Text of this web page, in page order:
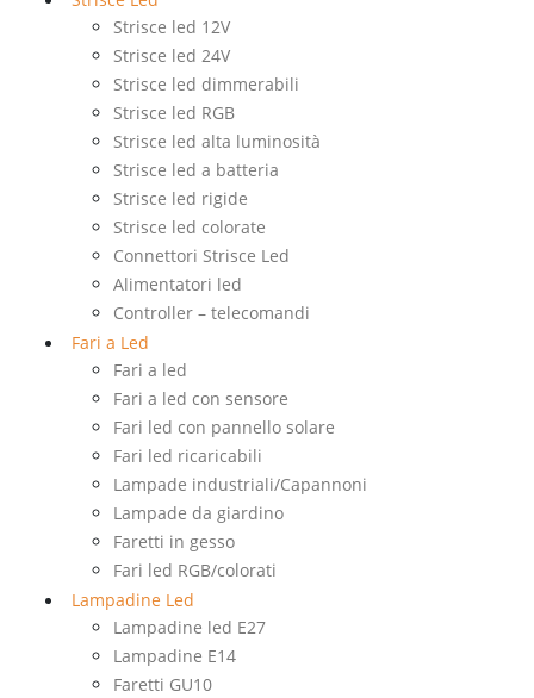
Strisce led 12V
Strisce led 24V
Strisce led dimmerabili
Strisce led RGB
Strisce led alta luminosità
Strisce led a batteria
Strisce led rigide
Strisce led colorate
Connettori Strisce Led
Alimentatori led
Controller – telecomandi
Fari a Led
Fari a led
Fari a led con sensore
Fari led con pannello solare
Fari led ricaricabili
Lampade industriali/Capannoni
Lampade da giardino
Faretti in gesso
Fari led RGB/colorati
Lampadine Led
Lampadine led E27
Lampadine E14
Faretti GU10